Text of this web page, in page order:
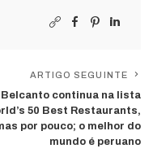
ARTIGO SEGUINTE
Belcanto continua na lista
50 Best Restaurants,
por pouco; o melhor do
mundo é peruano